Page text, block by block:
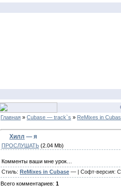
Главная » Cubase — track`s » ReMixes in
Хилл — я
ПРОСЛУШАТЬ (2.04 Mb)
Комменты ваши мне урок…
Стиль: ReMixes in Cubase — | Софт-версия:
Всего комментариев: 1